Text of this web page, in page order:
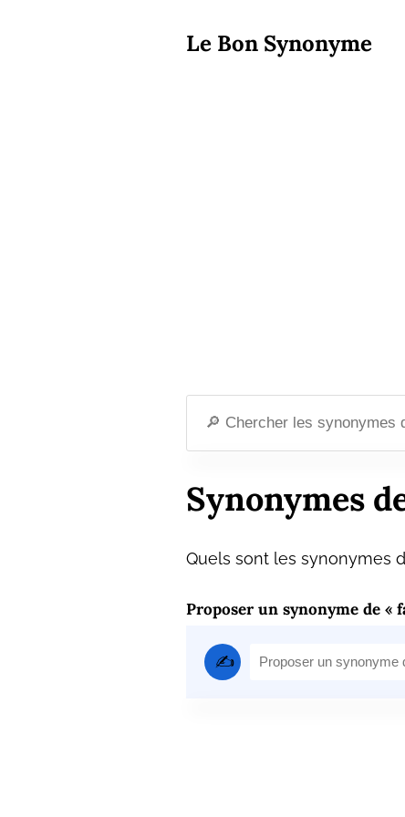
Le Bon Synonyme
Synonymes
Quels sont les synonymes
Proposer un synonyme de «
✍️